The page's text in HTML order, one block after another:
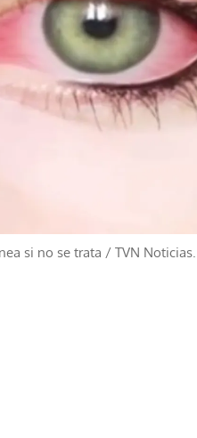
si no se trata / TVN Noticias.